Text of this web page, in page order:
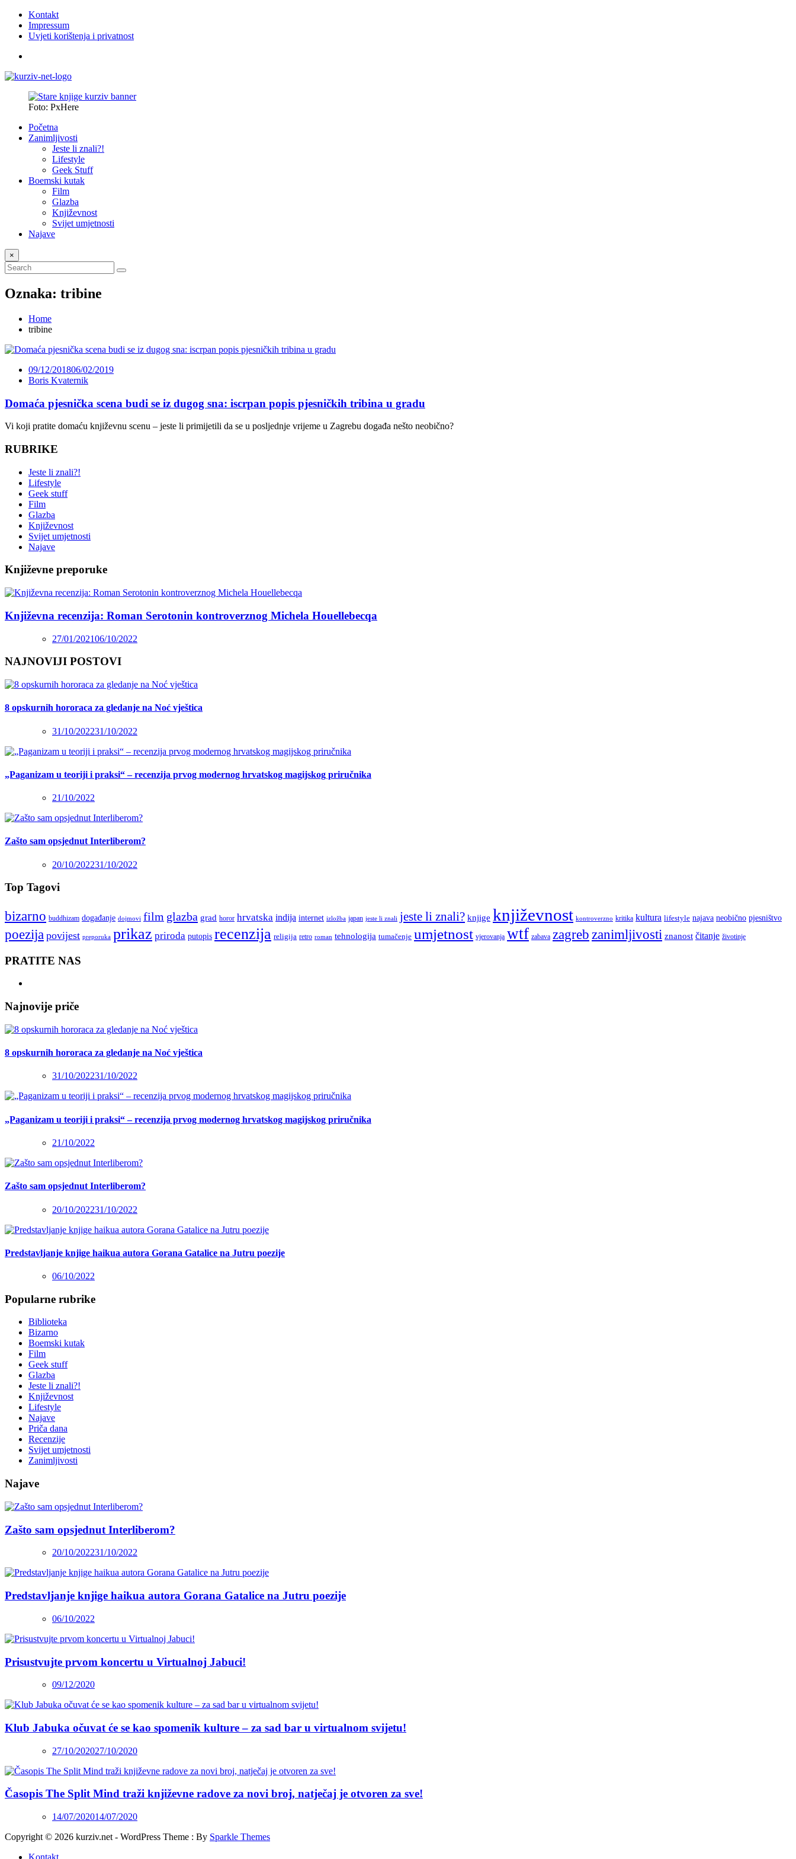
Kontakt
Impressum
Uvjeti korištenja i privatnost
Foto: PxHere
Početna
Zanimljivosti
Jeste li znali?!
Lifestyle
Geek Stuff
Boemski kutak
Film
Glazba
Književnost
Svijet umjetnosti
Najave
×
Oznaka: tribine
Home
tribine
09/12/201806/02/2019
Boris Kvaternik
Domaća pjesnička scena budi se iz dugog sna: iscrpan popis pjesničkih tribina u gradu
Vi koji pratite domaću književnu scenu – jeste li primijetili da se u posljednje vrijeme u Zagrebu događa nešto neobično?
RUBRIKE
Jeste li znali?!
Lifestyle
Geek stuff
Film
Glazba
Književnost
Svijet umjetnosti
Najave
Književne preporuke
Književna recenzija: Roman Serotonin kontroverznog Michela Houellebecqa
27/01/202106/10/2022
NAJNOVIJI POSTOVI
8 opskurnih hororaca za gledanje na Noć vještica
31/10/202231/10/2022
„Paganizam u teoriji i praksi“ – recenzija prvog modernog hrvatskog magijskog priručnika
21/10/2022
Zašto sam opsjednut Interliberom?
20/10/202231/10/2022
Top Tagovi
bizarno buddhizam događanje dojmovi film glazba grad horor hrvatska indija internet izložba japan jeste li znali jeste li znali? knjige književnost kontroverzno kritika kultura lifestyle najava neobično pjesništvo
poezija povijest preporuka prikaz priroda putopis recenzija religija retro roman tehnologija tumačenje umjetnost vjerovanja wtf zabava zagreb zanimljivosti znanost čitanje životinje
PRATITE NAS
Najnovije priče
8 opskurnih hororaca za gledanje na Noć vještica
31/10/202231/10/2022
„Paganizam u teoriji i praksi“ – recenzija prvog modernog hrvatskog magijskog priručnika
21/10/2022
Zašto sam opsjednut Interliberom?
20/10/202231/10/2022
Predstavljanje knjige haikua autora Gorana Gatalice na Jutru poezije
06/10/2022
Popularne rubrike
Biblioteka
Bizarno
Boemski kutak
Film
Geek stuff
Glazba
Jeste li znali?!
Književnost
Lifestyle
Najave
Priča dana
Recenzije
Svijet umjetnosti
Zanimljivosti
Najave
Zašto sam opsjednut Interliberom?
20/10/202231/10/2022
Predstavljanje knjige haikua autora Gorana Gatalice na Jutru poezije
06/10/2022
Prisustvujte prvom koncertu u Virtualnoj Jabuci!
09/12/2020
Klub Jabuka očuvat će se kao spomenik kulture – za sad bar u virtualnom svijetu!
27/10/202027/10/2020
Časopis The Split Mind traži književne radove za novi broj, natječaj je otvoren za sve!
14/07/202014/07/2020
Copyright © 2026 kurziv.net - WordPress Theme : By Sparkle Themes
Kontakt